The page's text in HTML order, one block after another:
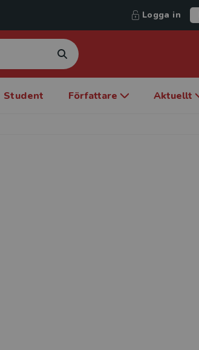
Logga in
Student Författare Aktuellt